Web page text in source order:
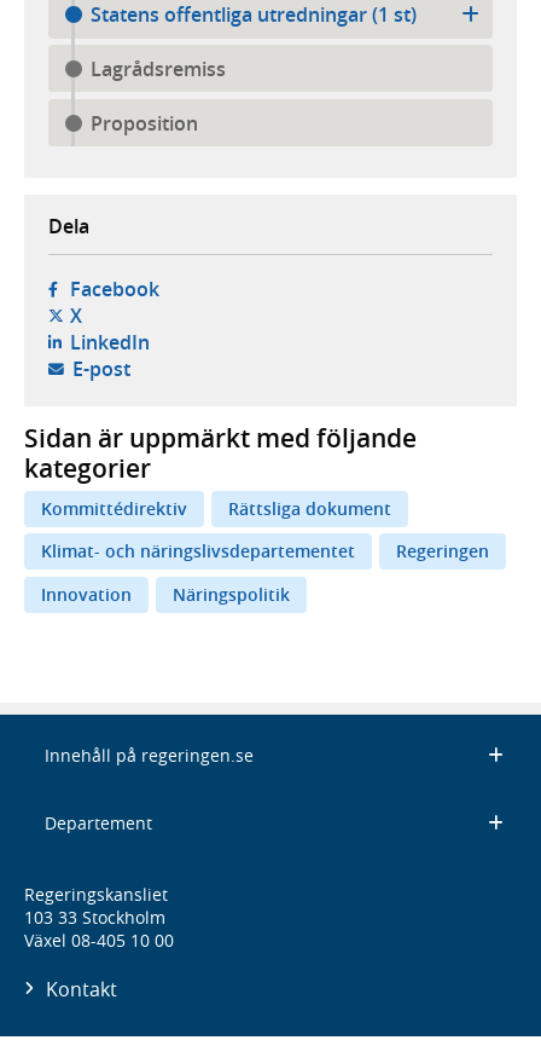
Statens offentliga utredningar (1 st)
Lagrådsremiss
Proposition
Dela
Facebook- öppnas i ny flik, extern webbplats,
X- öppnas i ny flik, extern webbplats,
LinkedIn- öppnas i ny flik, extern webbplats,
E-post- öppnar din e-postklient,
Sidan är uppmärkt med följande
kategorier
Kommittédirektiv
Rättsliga dokument
Klimat- och näringslivsdepartementet
Regeringen
Innovation
Näringspolitik
Innehåll på regeringen.se
Departement
Regeringskansliet
103 33 Stockholm
Växel 08-405 10 00
Kontakt